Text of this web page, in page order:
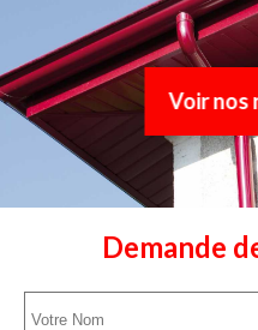
Voir nos
Demande